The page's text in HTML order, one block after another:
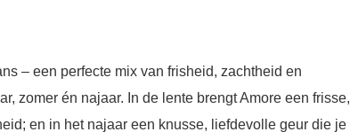
– een perfecte mix van frisheid, zachtheid en
zomer én najaar. In de lente brengt Amore een frisse,
en in het najaar een knusse, liefdevolle geur die je